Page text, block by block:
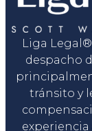
Liga
despacho
tránsito y